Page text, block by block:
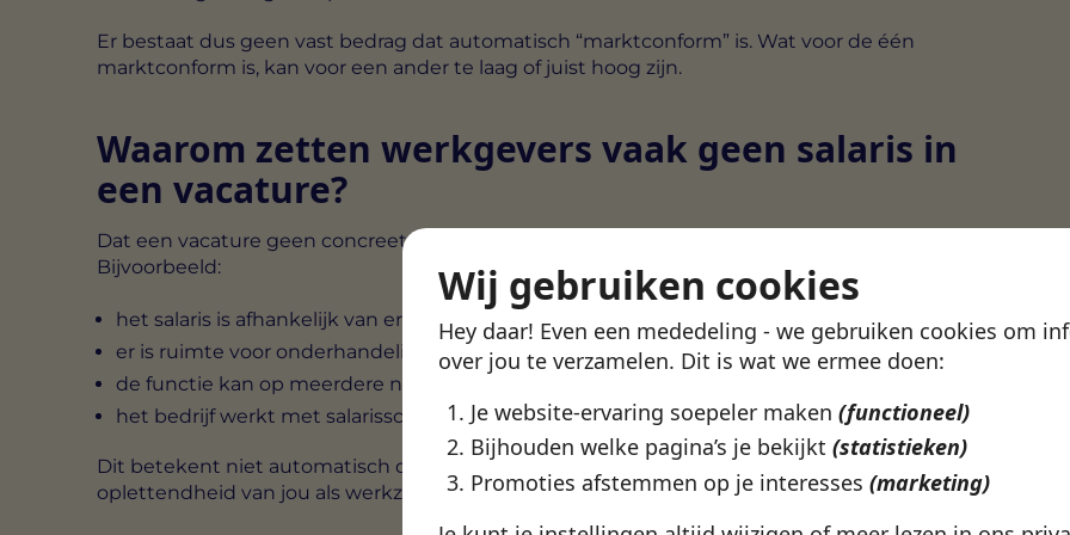
Wij gebruiken cookies
Hey daar! Even een mededeling - we gebruiken cookies om
over jou te verzamelen. Dit is wat we ermee doen:
Je website-ervaring soepeler maken (functioneel)
Bijhouden welke pagina’s je bekijkt (statistieken)
Promoties afstemmen op je interesses (marketing)
Er bestaat dus geen vast bedrag dat automatisch “marktconform” is. Wat voor de één
marktconform is, kan voor een ander te laag of juist hoog zijn.
Waarom zetten werkgevers vaak geen salaris in
een vacature?
Dat een vacature geen concreet salarisbedrag noemt, kan verschillende redenen hebben.
Bijvoorbeeld:
het salaris is afhankelijk van ervaring of kennis
er is ruimte voor onderhandeling
de functie kan op meerdere niveaus worden ingevuld
het bedrijf werkt met salarisschalen
Dit betekent niet automatisch dat het salaris laag is, maar het vraagt wel om extra
oplettendheid van jou als werkzoekende.